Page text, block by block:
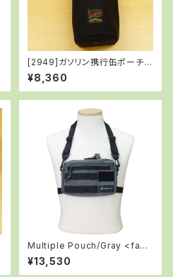
[2949]ガソリン携行缶ポーチ/
BLACK
¥8,360
Multiple Pouch/Gray <fact
ory-b×SUBROC>
¥13,530